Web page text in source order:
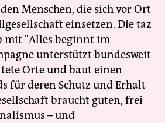
Menschen, die sich vor Ort
einsetzen. Die taz
mit "Alles beginnt im
unterstützt bundesweit
Orte und baut einen
für deren Schutz und Erhalt
braucht guten, frei
– und